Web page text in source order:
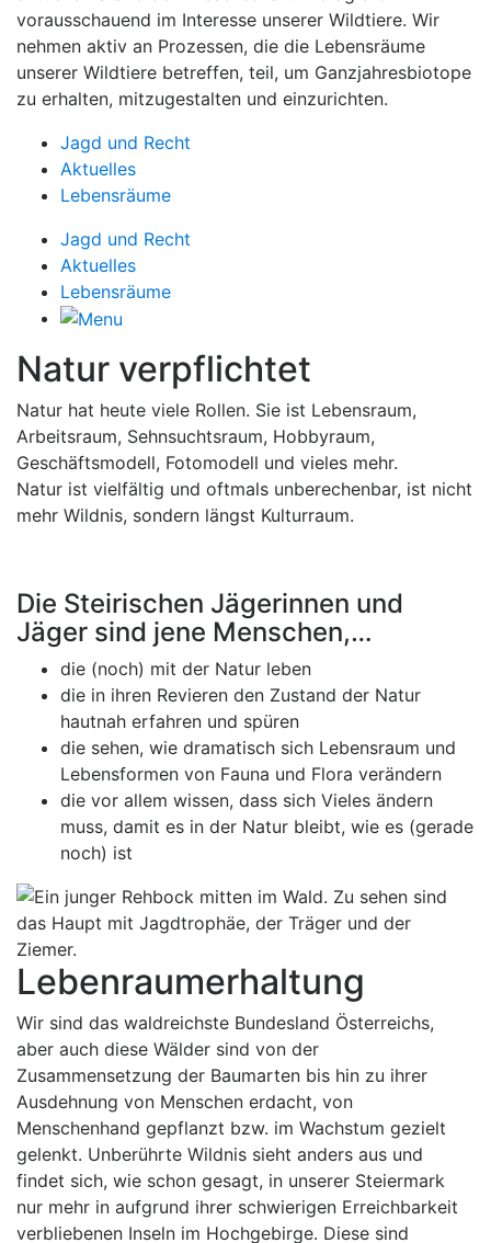
vorausschauend im Interesse unserer Wildtiere. Wir
nehmen aktiv an Prozessen, die die Lebensräume
unserer Wildtiere betreffen, teil, um Ganzjahresbiotope
zu erhalten, mitzugestalten und einzurichten.
Jagd und Recht
Aktuelles
Lebensräume
Jagd und Recht
Aktuelles
Lebensräume
Natur verpflichtet
Natur hat heute viele Rollen. Sie ist Lebensraum,
Arbeitsraum, Sehnsuchtsraum, Hobbyraum,
Geschäftsmodell, Fotomodell und vieles mehr.
Natur ist vielfältig und oftmals unberechenbar, ist nicht
mehr Wildnis, sondern längst Kulturraum.
Die Steirischen Jägerinnen und
Jäger sind jene Menschen,…
die (noch) mit der Natur leben
die in ihren Revieren den Zustand der Natur
hautnah erfahren und spüren
die sehen, wie dramatisch sich Lebensraum und
Lebensformen von Fauna und Flora verändern
die vor allem wissen, dass sich Vieles ändern
muss, damit es in der Natur bleibt, wie es (gerade
noch) ist
Lebenraumerhaltung
Wir sind das waldreichste Bundesland Österreichs,
aber auch diese Wälder sind von der
Zusammensetzung der Baumarten bis hin zu ihrer
Ausdehnung von Menschen erdacht, von
Menschenhand gepflanzt bzw. im Wachstum gezielt
gelenkt. Unberührte Wildnis sieht anders aus und
findet sich, wie schon gesagt, in unserer Steiermark
nur mehr in aufgrund ihrer schwierigen Erreichbarkeit
verbliebenen Inseln im Hochgebirge. Diese sind